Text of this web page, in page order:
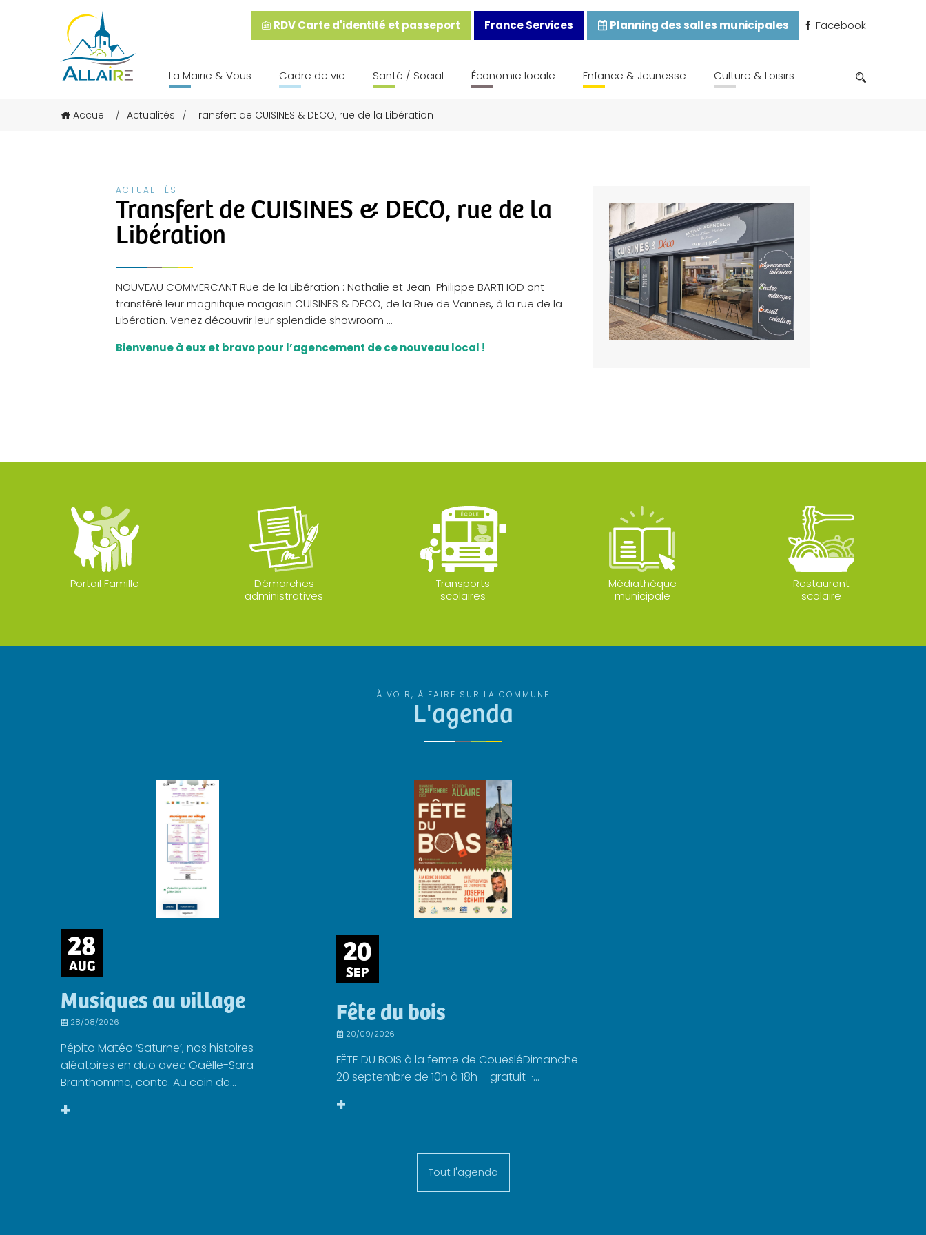
RDV Carte d'identité et passeport France Services Planning des salles municipales Facebook
La Mairie & Vous Cadre de vie Santé / Social Économie locale Enfance & Jeunesse Culture & Loisirs
Accueil / Actualités / Transfert de CUISINES & DECO, rue de la Libération
ACTUALITÉS
Transfert de CUISINES & DECO, rue de la
Libération
NOUVEAU COMMERCANT Rue de la Libération : Nathalie et Jean-Philippe BARTHOD ont
transféré leur magnifique magasin CUISINES & DECO, de la Rue de Vannes, à la rue de la
Libération. Venez découvrir leur splendide showroom …
Bienvenue à eux et bravo pour l’agencement de ce nouveau local !
Portail Famille
Démarches
administratives
Transports
scolaires
Médiathèque
municipale
Restaurant
scolaire
À VOIR, À FAIRE SUR LA COMMUNE
L'agenda
28
AUG
Musiques au village
28/08/2026
Pépito Matéo ‘Saturne’, nos histoires
aléatoires en duo avec Gaëlle-Sara
Branthomme, conte. Au coin de...
+
20
SEP
Fête du bois
20/09/2026
FÊTE DU BOIS à la ferme de CouesléDimanche
20 septembre de 10h à 18h – gratuit ·...
+
Tout l'agenda